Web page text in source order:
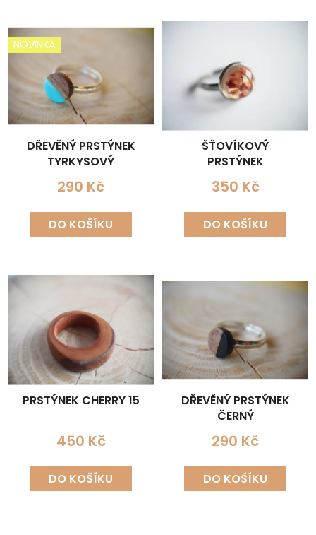
NOVINKA
DŘEVĚNÝ PRSTÝNEK
TYRKYSOVÝ
290 Kč
DO KOŠÍKU
ŠŤOVÍKOVÝ
PRSTÝNEK
350 Kč
DO KOŠÍKU
PRSTÝNEK CHERRY 15
450 Kč
DO KOŠÍKU
DŘEVĚNÝ PRSTÝNEK
ČERNÝ
290 Kč
DO KOŠÍKU